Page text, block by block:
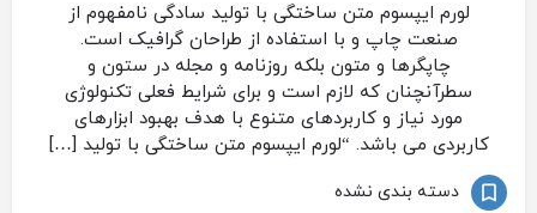
لورم ایپسوم متن ساختگی با تولید سادگی نامفهوم از
صنعت چاپ و با استفاده از طراحان گرافیک است.
چاپگرها و متون بلکه روزنامه و مجله در ستون و
سطرآنچنان که لازم است و برای شرایط فعلی تکنولوژی
مورد نیاز و کاربردهای متنوع با هدف بهبود ابزارهای
کاربردی می باشد. “لورم ایپسوم متن ساختگی با تولید […]
دسته بندی نشده